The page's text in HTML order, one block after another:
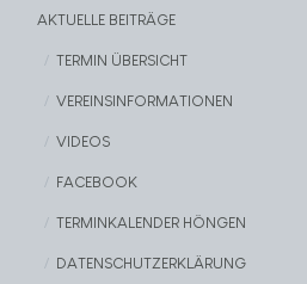
AKTUELLE BEITRÄGE
TERMIN ÜBERSICHT
VEREINSINFORMATIONEN
VIDEOS
FACEBOOK
TERMINKALENDER HÖNGEN
DATENSCHUTZERKLÄRUNG